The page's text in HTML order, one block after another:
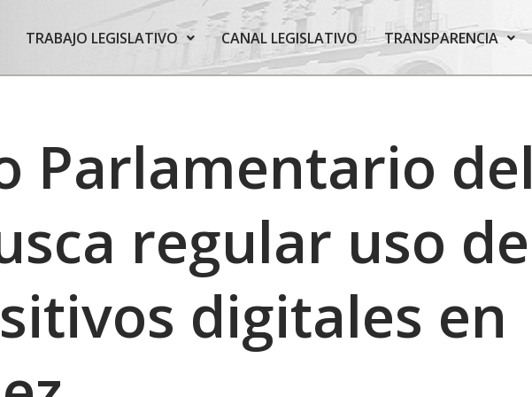
TRABAJO LEGISLATIVO CANAL LEGISLATIVO TRANSPARENCIA
Parlamentario del
regular uso de
digitales en